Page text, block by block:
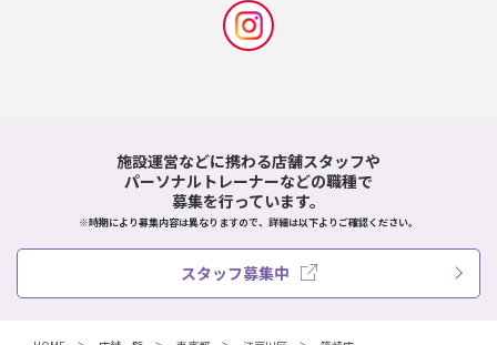
施設運営などに携わる店舗スタッフや
パーソナルトレーナーなどの職種で
募集を行っています。
※時期により募集内容は異なりますので、詳細は以下よりご確認ください。
スタッフ募集中